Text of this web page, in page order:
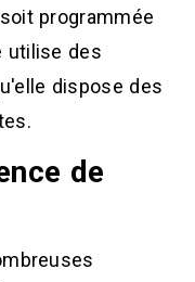
programmée
utilise des
dispose des
de